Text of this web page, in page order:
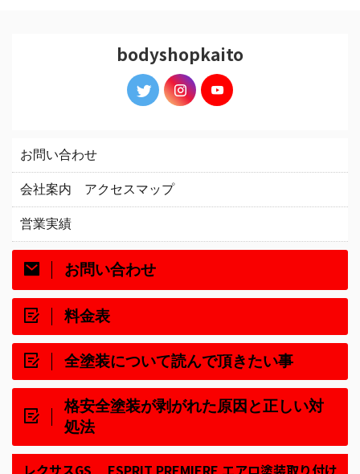
bodyshopkaito
お問い合わせ
会社案内 アクセスマップ
営業実績
お問い合わせ
料金表
全塗装について読んで頂きたい事
格安全塗装が剥がれた原因と正しい対
処法
レクサスGS ESPRIT PREMIERE エアロ塗装取り付け